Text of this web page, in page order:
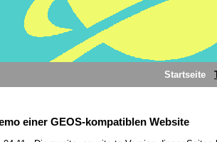
Startseite
einer GEOS-kompatiblen Website